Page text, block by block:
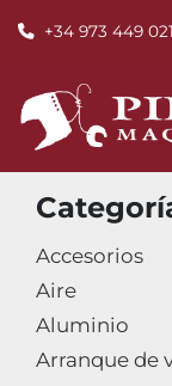
+34 973 449 021
Accesorios
Aire
Aluminio
Arranque de